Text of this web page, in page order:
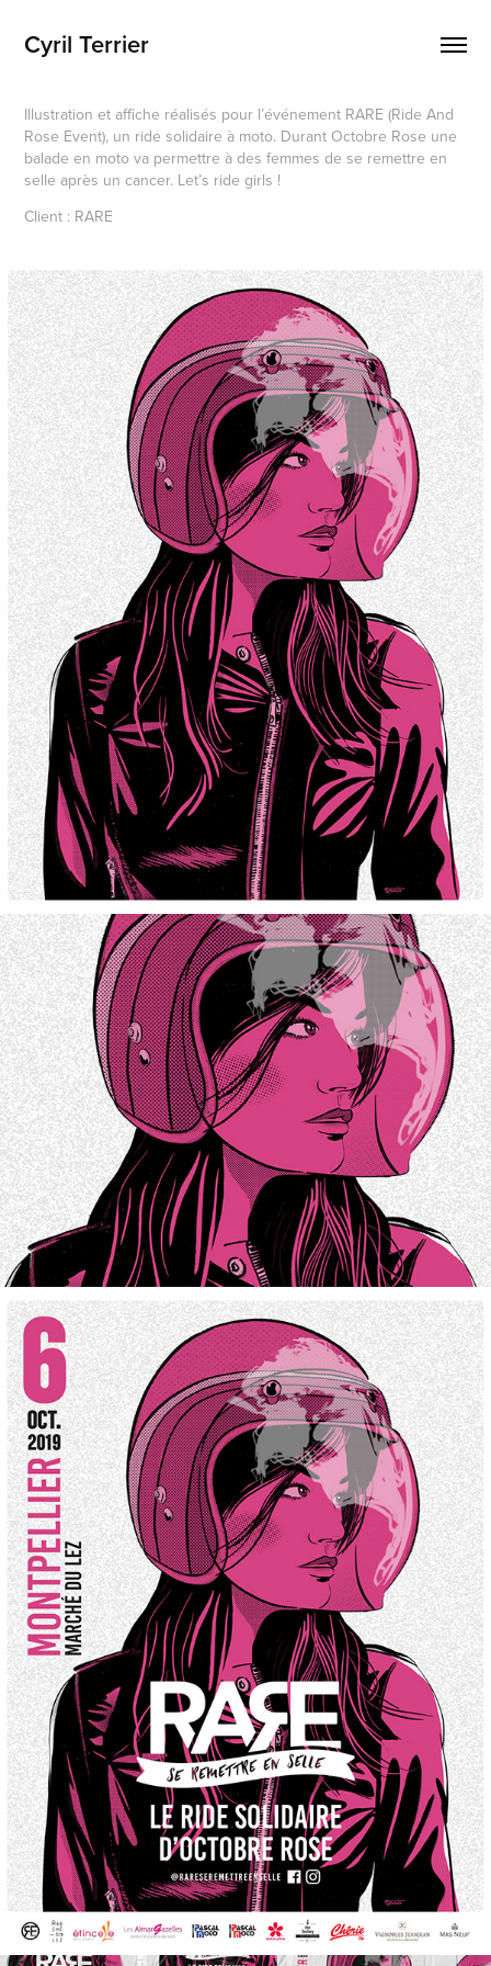
Cyril Terrier
Illustration et affiche réalisés pour l’événement RARE (Ride And
Rose Event), un ride solidaire à moto. Durant Octobre Rose une
balade en moto va permettre à des femmes de se remettre en
selle après un cancer. Let’s ride girls !
Client : RARE